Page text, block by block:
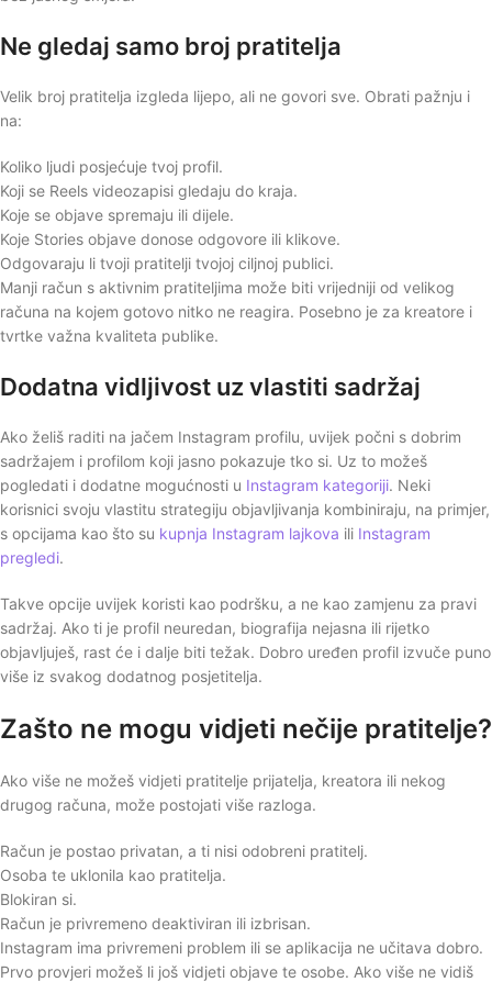
Ne gledaj samo broj pratitelja
Velik broj pratitelja izgleda lijepo, ali ne govori sve. Obrati pažnju i
na:
Koliko ljudi posjećuje tvoj profil.
Koji se Reels videozapisi gledaju do kraja.
Koje se objave spremaju ili dijele.
Koje Stories objave donose odgovore ili klikove.
Odgovaraju li tvoji pratitelji tvojoj ciljnoj publici.
Manji račun s aktivnim pratiteljima može biti vrijedniji od velikog
računa na kojem gotovo nitko ne reagira. Posebno je za kreatore i
tvrtke važna kvaliteta publike.
Dodatna vidljivost uz vlastiti sadržaj
Ako želiš raditi na jačem Instagram profilu, uvijek počni s dobrim
sadržajem i profilom koji jasno pokazuje tko si. Uz to možeš
pogledati i dodatne mogućnosti u Instagram kategoriji. Neki
korisnici svoju vlastitu strategiju objavljivanja kombiniraju, na primjer,
s opcijama kao što su kupnja Instagram lajkova ili Instagram
pregledi.
Takve opcije uvijek koristi kao podršku, a ne kao zamjenu za pravi
sadržaj. Ako ti je profil neuredan, biografija nejasna ili rijetko
objavljuješ, rast će i dalje biti težak. Dobro uređen profil izvuče puno
više iz svakog dodatnog posjetitelja.
Zašto ne mogu vidjeti nečije pratitelje?
Ako više ne možeš vidjeti pratitelje prijatelja, kreatora ili nekog
drugog računa, može postojati više razloga.
Račun je postao privatan, a ti nisi odobreni pratitelj.
Osoba te uklonila kao pratitelja.
Blokiran si.
Račun je privremeno deaktiviran ili izbrisan.
Instagram ima privremeni problem ili se aplikacija ne učitava dobro.
Prvo provjeri možeš li još vidjeti objave te osobe. Ako više ne vidiš